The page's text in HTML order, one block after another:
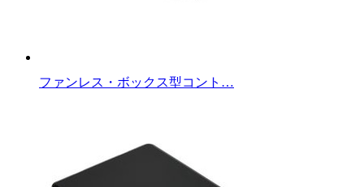
ファンレス・ボックス型コント…